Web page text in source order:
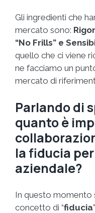
Gli ingredienti che
mercato sono:
“No Frills” e
quello che ci viene
ne facciamo un
mercato di
Parlando di
quanto è
la fiducia
aziendale?
In questo momento
concetto di “fiducia